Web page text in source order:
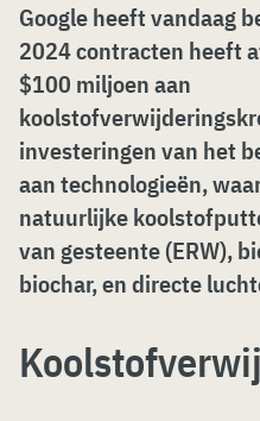
Google heeft vandaag
2024 contracten heeft
$100 miljoen aan
investeringen van het
aan technologieën,
natuurlijke
van gesteente (ERW),
biochar, en directe